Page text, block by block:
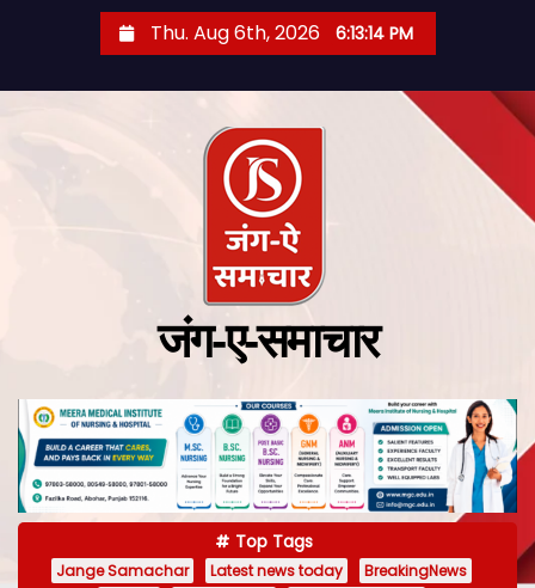
Thu. Aug 6th, 2026 6:13:14 PM
जंग-ए-समाचार
Top Tags
Jange Samachar Latest news today
BreakingNews